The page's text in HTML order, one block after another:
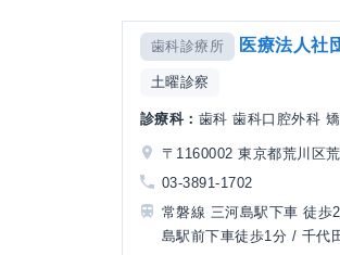
歯科診療所 医療法人社
土曜診察
診療科： 歯科 歯科口腔外科
〒1160002 東京都荒川区
03-3891-1702
常磐線 三河島駅下車 徒歩
島駅前下車徒歩1分 / 千代